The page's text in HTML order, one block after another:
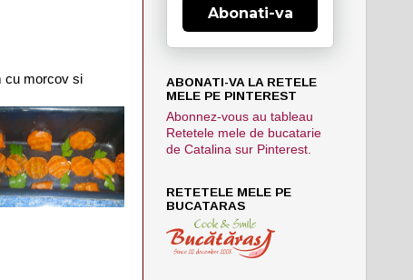
cu morcov si
Abonati-va
ABONATI-VA LA RETELE
MELE PE PINTEREST
Abonnez-vous au tableau
Retetele mele de bucatarie
de Catalina sur Pinterest.
RETETELE MELE PE
BUCATARAS